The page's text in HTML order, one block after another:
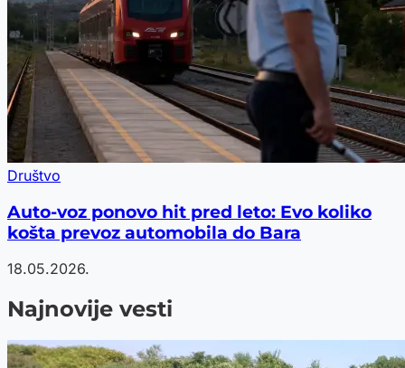
Društvo
Auto-voz ponovo hit pred leto: Evo koliko
košta prevoz automobila do Bara
18.05.2026.
Najnovije vesti